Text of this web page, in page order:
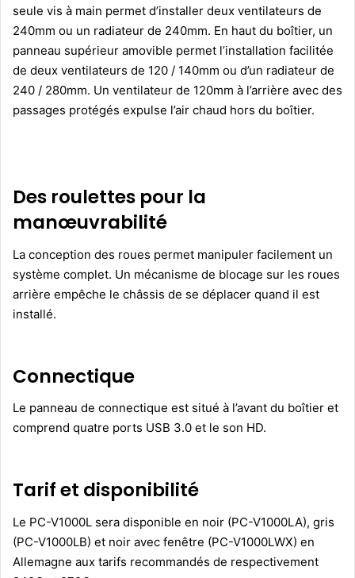
seule vis à main permet d’installer deux ventilateurs de
240mm ou un radiateur de 240mm. En haut du boîtier, un
panneau supérieur amovible permet l’installation facilitée
de deux ventilateurs de 120 / 140mm ou d’un radiateur de
240 / 280mm. Un ventilateur de 120mm à l’arrière avec des
passages protégés expulse l’air chaud hors du boîtier.
Des roulettes pour la
manœuvrabilité
La conception des roues permet manipuler facilement un
système complet. Un mécanisme de blocage sur les roues
arrière empêche le châssis de se déplacer quand il est
installé.
Connectique
Le panneau de connectique est situé à l’avant du boîtier et
comprend quatre ports USB 3.0 et le son HD.
Tarif et disponibilité
Le PC-V1000L sera disponible en noir (PC-V1000LA), gris
(PC-V1000LB) et noir avec fenêtre (PC-V1000LWX) en
Allemagne aux tarifs recommandés de respectivement